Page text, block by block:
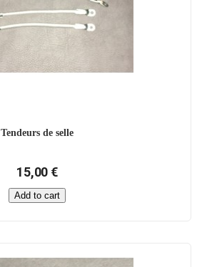
Tendeurs de selle
15,00 €
Add to cart